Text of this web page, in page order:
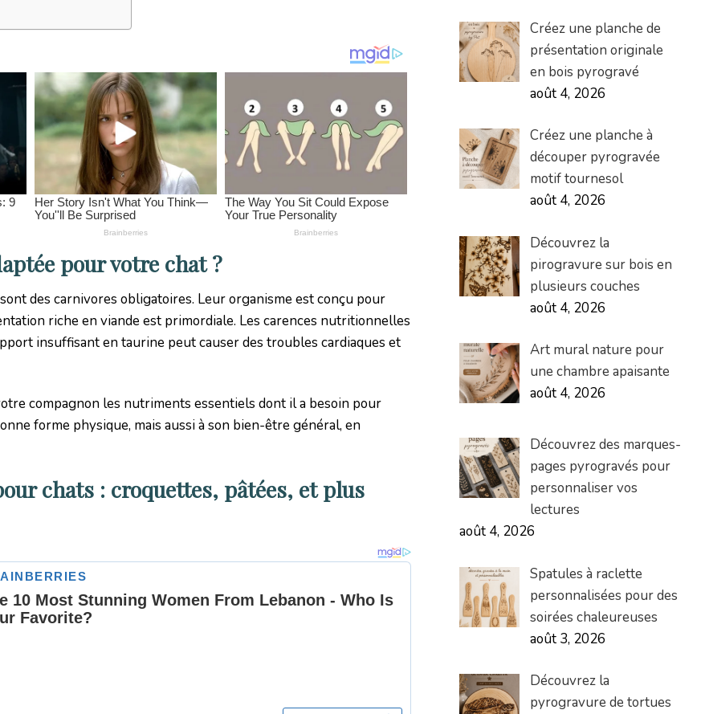
pour votre chat ?
des carnivores obligatoires. Leur organisme est conçu pour
riche en viande est primordiale. Les carences nutritionnelles
insuffisant en taurine peut causer des troubles cardiaques et
compagnon les nutriments essentiels dont il a besoin pour
forme physique, mais aussi à son bien-être général, en
chats : croquettes, pâtées, et plus
Créez une planche de
présentation originale
en bois pyrogravé
août 4, 2026
Créez une planche à
découper pyrogravée
motif tournesol
août 4, 2026
Découvrez la
pirogravure sur bois en
plusieurs couches
août 4, 2026
Art mural nature pour
une chambre apaisante
août 4, 2026
Découvrez des marques-
pages pyrogravés pour
personnaliser vos
lectures
août 4, 2026
Spatules à raclette
personnalisées pour des
soirées chaleureuses
août 3, 2026
Découvrez la
pyrogravure de tortues